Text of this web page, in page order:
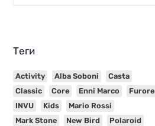
Теги
Activity Alba Soboni
Casta
Classic
Core Enni Marco
Furore
INVU
Kids
Mario Rossi
Mark Stone
New Bird
Polaroid